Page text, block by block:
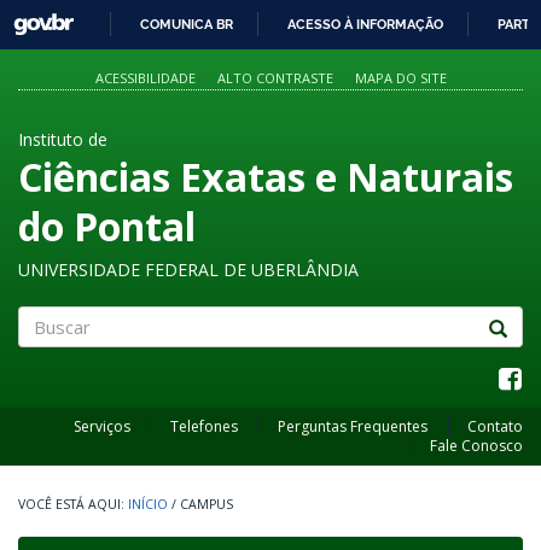
PARA
O
GOVBR
COMUNICA BR ACESSO À INFORMAÇÃO
ACESSIBILIDADE ALTO CONTRASTE MAPA DO SITE
Instituto de
Ciências Exatas e Naturais
do Pontal
UNIVERSIDADE FEDERAL DE UBERLÂNDIA
Serviços Telefones Perguntas Frequentes
Contato
Fale Conosco
INÍCIO / CAMPUS